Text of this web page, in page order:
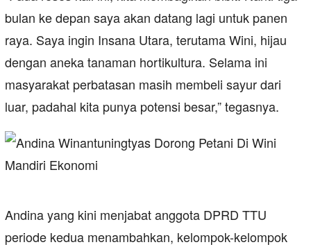
bulan ke depan saya akan datang lagi untuk panen
raya. Saya ingin Insana Utara, terutama Wini, hijau
dengan aneka tanaman hortikultura. Selama ini
masyarakat perbatasan masih membeli sayur dari
luar, padahal kita punya potensi besar,” tegasnya.
Andina yang kini menjabat anggota DPRD TTU
periode kedua menambahkan, kelompok-kelompok